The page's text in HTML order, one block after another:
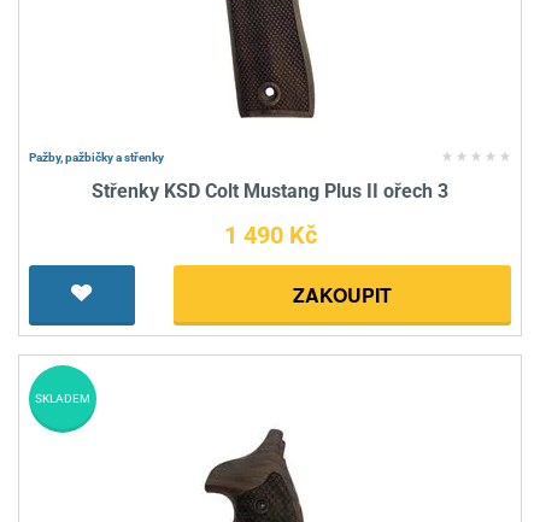
Pažby, pažbičky a střenky
Střenky KSD Colt Mustang Plus II ořech 3
1 490 Kč
ZAKOUPIT
SKLADEM